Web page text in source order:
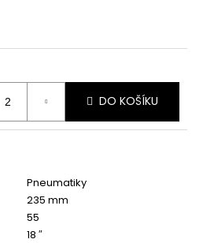
DO KOŠÍKU
Pneumatiky
235 mm
55
18 ″